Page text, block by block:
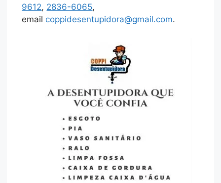
9612, 2836-6065,
email coppidesentupidora@gmail.com.